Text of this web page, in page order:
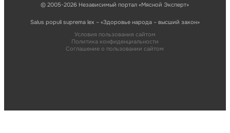
© 2005-2026 Независимый портал «Мясной Эксперт»
Salus populi suprema lex – «Здоровье народа – высший закон»
Условия пользования сайтом
Политика конфиденциальности
Соглашение о пользовании сайтом